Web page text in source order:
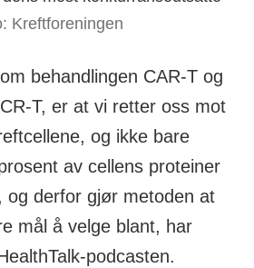
Kreftforeningen
behandlingen CAR-T og
T, er at vi retter oss mot
og ikke bare
av cellens proteiner
og derfor gjør metoden at
mål å velge blant, har
podcasten.